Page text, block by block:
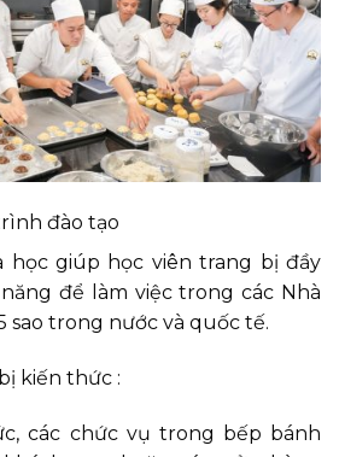
đào tạo
học giúp học viên trang bị đầy
để làm việc trong các Nhà
sao trong nước và quốc tế.
kiến thức :
các chức vụ trong bếp bánh